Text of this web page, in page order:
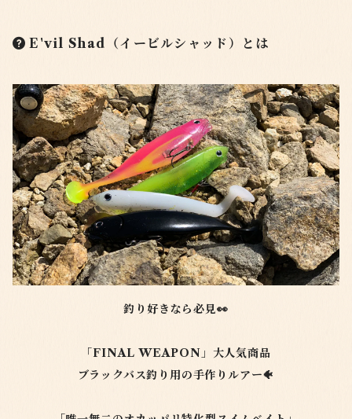
E'vil Shad（イービルシャッド）とは
釣り好きなら必見👀
「FINAL WEAPON」大人気商品
ブラックバス釣り用の手作りルアー🐠